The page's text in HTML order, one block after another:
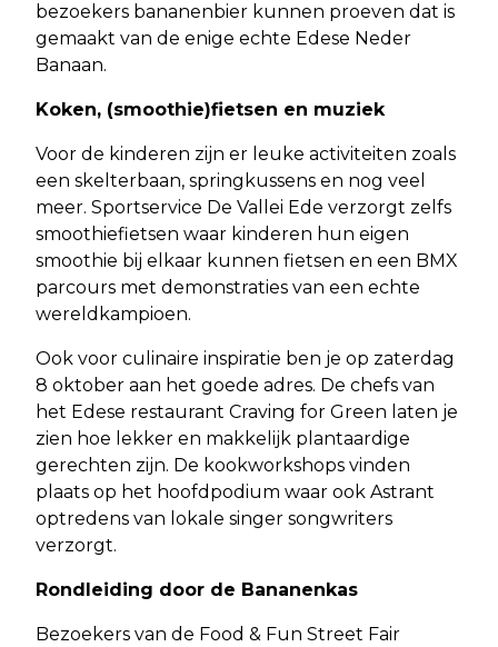
bezoekers bananenbier kunnen proeven dat is
gemaakt van de enige echte Edese Neder
Banaan.
Koken, (smoothie)fietsen en muziek
Voor de kinderen zijn er leuke activiteiten zoals
een skelterbaan, springkussens en nog veel
meer. Sportservice De Vallei Ede verzorgt zelfs
smoothiefietsen waar kinderen hun eigen
smoothie bij elkaar kunnen fietsen en een BMX
parcours met demonstraties van een echte
wereldkampioen.
Ook voor culinaire inspiratie ben je op zaterdag
8 oktober aan het goede adres. De chefs van
het Edese restaurant Craving for Green laten je
zien hoe lekker en makkelijk plantaardige
gerechten zijn. De kookworkshops vinden
plaats op het hoofdpodium waar ook Astrant
optredens van lokale singer songwriters
verzorgt.
Rondleiding door de Bananenkas
Bezoekers van de Food & Fun Street Fair